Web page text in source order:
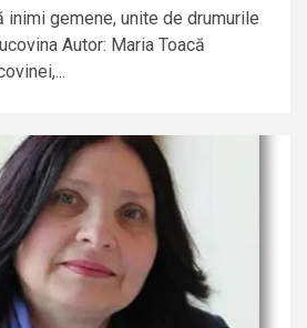
inimi gemene, unite de drumurile
Autor: Maria Toacă